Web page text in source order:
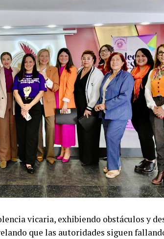
vicaria, exhibiendo obstáculos y
que las autoridades siguen